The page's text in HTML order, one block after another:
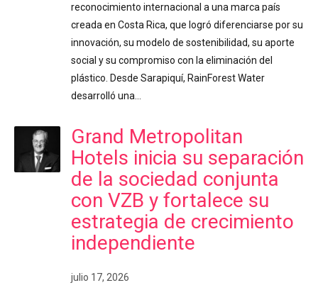
reconocimiento internacional a una marca país
creada en Costa Rica, que logró diferenciarse por su
innovación, su modelo de sostenibilidad, su aporte
social y su compromiso con la eliminación del
plástico. Desde Sarapiquí, RainForest Water
desarrolló una…
Grand Metropolitan
Hotels inicia su separación
de la sociedad conjunta
con VZB y fortalece su
estrategia de crecimiento
independiente
julio 17, 2026